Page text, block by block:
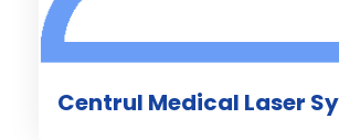
Centrul Medical Laser